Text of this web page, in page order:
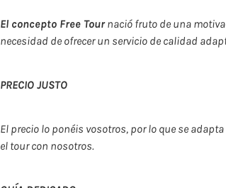
El concepto Free Tournació fruto de una
necesidad de ofrecer un servicio de calidad
PRECIO JUSTO
El precio lo ponéis vosotros, por lo que se
el tour con nosotros.